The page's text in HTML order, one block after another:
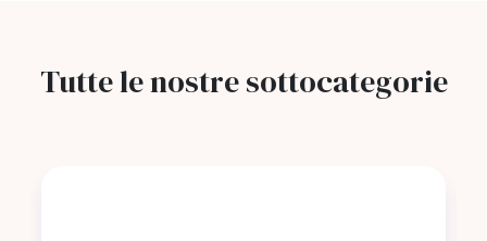
Tutte le nostre sottocategorie